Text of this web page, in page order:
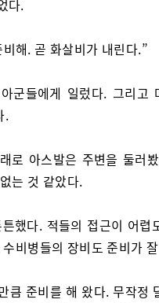
다.
해. 곧 화살비가 내린다.”
군들에게 일렀다. 그리고
.
로 아스발은 주변을 둘러
는 것 같았다.
했다. 적들의 접근이 어렵
비병들의 장비도 준비가
큼 준비를 해 왔다. 무작정